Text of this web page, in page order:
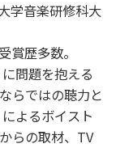
学音楽研修科大
賞歴多数。
問題を抱える
らではの聴力と
よるボイスト
らの取材、TV